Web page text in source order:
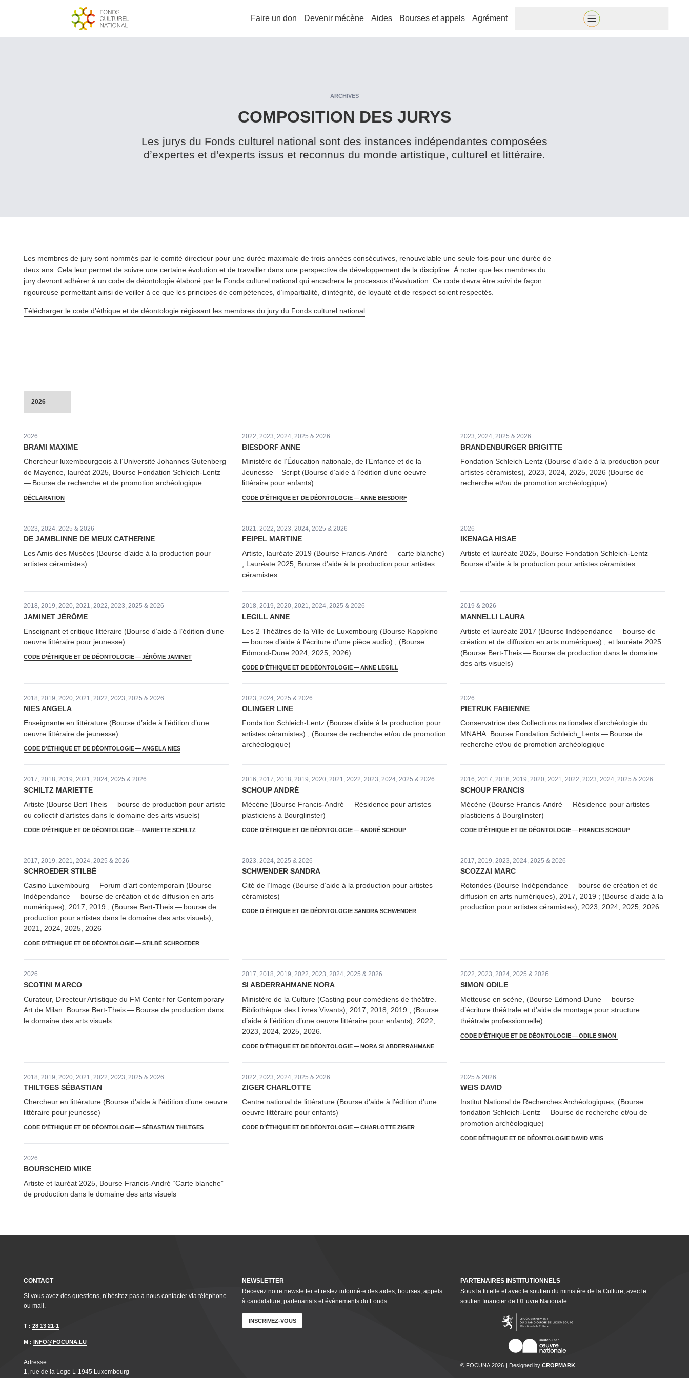
Faire un don Devenir mécène Aides Bourses et appels Agrément
ARCHIVES
COMPOSITION DES JURYS
Les jurys du Fonds culturel national sont des instances indépen­dantes composées
d’expertes et d’experts issus et reconnus du monde artistique, culturel et littéraire.
Les membres de jury sont nommés par le comité directeur pour une durée maximale de trois années con­séc­u­tives, renou­ve­lable une seule fois pour une durée de
deux ans. Cela leur permet de suivre une certaine évolution et de travailler dans une perspective de développe­ment de la discipline. À noter que les membres du
jury devront adhérer à un code de déontologie élaboré par le Fonds culturel national qui encadrera le processus d’évaluation. Ce code devra être suivi de façon
rigoureuse permettant ainsi de veiller à ce que les principes de compétences, d’impartialité, d’intégrité, de loyauté et de respect soient respectés.
Télécharger le code d’éthique et de déontologie régissant les membres du jury du Fonds culturel national
BRAMI MAXIME
2026
Chercheur lux­em­bour­geois à l’U­ni­ver­sité Johannes Gutenberg
de Mayence, lauréat 2025, Bourse Fondation Schleich-Lentz
— Bourse de recherche et de promotion archéologique
DÉCLARATION
BIESDORF ANNE
2022, 2023, 2024, 2025 & 2026
Ministère de l’Éducation nationale, de l’Enfance et de la
Jeunesse – Script (Bourse d’aide à l’édition d’une oeuvre
littéraire pour enfants)
CODE D’ÉTHIQUE ET DE DÉONTOLOGIE — ANNE BIESDORF
BRAN­DEN­BURG­ER BRIGITTE
2023, 2024, 2025 & 2026
Fondation Schleich-Lentz (Bourse d’aide à la production pour
artistes céramistes), 2023, 2024, 2025, 2026 (Bourse de
recherche et/​ou de promotion archéologique)
DE JAMBLINNE DE MEUX CATHERINE
2023, 2024, 2025 & 2026
Les Amis des Musées (Bourse d’aide à la production pour
artistes céramistes)
FEIPEL MARTINE
2021, 2022, 2023, 2024, 2025 & 2026
Artiste, lauréate 2019 (Bourse Francis-André — carte blanche)
; Lauréate 2025, Bourse d’aide à la production pour artistes
céramistes
IKENAGA HISAE
2026
Artiste et lauréate 2025, Bourse Fondation Schleich-Lentz —
Bourse d’aide à la production pour artistes céramistes
JAMINET JÉRÔME
2018, 2019, 2020, 2021, 2022, 2023, 2025 & 2026
Enseignant et critique littéraire (Bourse d’aide à l’édition d’une
oeuvre littéraire pour jeunesse)
CODE D’ÉTHIQUE ET DE DÉONTOLOGIE — JÉRÔME JAMINET
LEGILL ANNE
2018, 2019, 2020, 2021, 2024, 2025 & 2026
Les 2 Théâtres de la Ville de Luxembourg (Bourse Kappkino
— bourse d’aide à l’écriture d’une pièce audio) ; (Bourse
Edmond-Dune 2024, 2025, 2026).
CODE D’ÉTHIQUE ET DE DÉONTOLOGIE — ANNE LEGILL
MANNELLI LAURA
2019 & 2026
Artiste et lauréate 2017 (Bourse Indépen­dance — bourse de
création et de diffusion en arts numériques) ; et lauréate 2025
(Bourse Bert-Theis — Bourse de production dans le domaine
des arts visuels)
NIES ANGELA
2018, 2019, 2020, 2021, 2022, 2023, 2025 & 2026
Enseignante en littérature (Bourse d’aide à l’édition d’une
oeuvre littéraire de jeunesse)
CODE D’ÉTHIQUE ET DE DÉONTOLOGIE — ANGELA NIES
OLINGER LINE
2023, 2024, 2025 & 2026
Fondation Schleich-Lentz (Bourse d’aide à la production pour
artistes céramistes) ; (Bourse de recherche et/​ou de promotion
archéologique)
PIETRUK FABIENNE
2026
Con­ser­va­trice des Collections nationales d’archéologie du
MNAHA. Bourse Fondation Schleich_​Lents — Bourse de
recherche et/​ou de promotion archéologique
SCHILTZ MARIETTE
2017, 2018, 2019, 2021, 2024, 2025 & 2026
Artiste (Bourse Bert Theis — bourse de production pour artiste
ou collectif d’artistes dans le domaine des arts visuels)
CODE D’ÉTHIQUE ET DE DÉONTOLOGIE — MARIETTE SCHILTZ
SCHOUP ANDRÉ
2016, 2017, 2018, 2019, 2020, 2021, 2022, 2023, 2024, 2025 & 2026
Mécène (Bourse Francis-André — Résidence pour artistes
plasticiens à Bourglinster)
CODE D’ÉTHIQUE ET DE DÉONTOLOGIE — ANDRÉ SCHOUP
SCHOUP FRANCIS
2016, 2017, 2018, 2019, 2020, 2021, 2022, 2023, 2024, 2025 & 2026
Mécène (Bourse Francis-André — Résidence pour artistes
plasticiens à Bourglinster)
CODE D’ÉTHIQUE ET DE DÉONTOLOGIE — FRANCIS SCHOUP
SCHROEDER STILBÉ
2017, 2019, 2021, 2024, 2025 & 2026
Casino Luxembourg — Forum d’art con­tem­po­rain (Bourse
Indépen­dance — bourse de création et de diffusion en arts
numériques), 2017, 2019 ; (Bourse Bert-Theis — bourse de
production pour artistes dans le domaine des arts visuels),
2021, 2024, 2025, 2026
CODE D’ÉTHIQUE ET DE DÉONTOLOGIE — STILBÉ SCHROEDER
SCHWENDER SANDRA
2023, 2024, 2025 & 2026
Cité de l’Image (Bourse d’aide à la production pour artistes
céramistes)
CODE D ÉTHIQUE ET DE DÉONTOLOGIE SANDRA SCHWENDER
SCOZZAI MARC
2017, 2019, 2023, 2024, 2025 & 2026
Rotondes (Bourse Indépen­dance — bourse de création et de
diffusion en arts numériques), 2017, 2019 ; (Bourse d’aide à la
production pour artistes céramistes), 2023, 2024, 2025, 2026
SCOTINI MARCO
2026
Curateur, Directeur Artistique du FM Center for Con­tem­po­rary
Art de Milan. Bourse Bert-Theis — Bourse de production dans
le domaine des arts visuels
SI ABDER­RAH­MANE NORA
2017, 2018, 2019, 2022, 2023, 2024, 2025 & 2026
Ministère de la Culture (Casting pour comédiens de théâtre.
Bib­lio­thèque des Livres Vivants), 2017, 2018, 2019 ; (Bourse
d’aide à l’édition d’une oeuvre littéraire pour enfants), 2022,
2023, 2024, 2025, 2026.
CODE D’ÉTHIQUE ET DE DÉONTOLOGIE — NORA SI ABDERRAHMANE
SIMON ODILE
2022, 2023, 2024, 2025 & 2026
Metteuse en scène, (Bourse Edmond-Dune — bourse
d’écriture théâtrale et d’aide de montage pour structure
théâtrale professionnelle)
CODE D’ÉTHIQUE ET DE DÉONTOLOGIE — ODILE SIMON
THILTGES SÉBASTIAN
2018, 2019, 2020, 2021, 2022, 2023, 2025 & 2026
Chercheur en littérature (Bourse d’aide à l’édition d’une oeuvre
littéraire pour jeunesse)
CODE D’ÉTHIQUE ET DE DÉONTOLOGIE — SÉBASTIAN THILTGES
ZIGER CHARLOTTE
2022, 2023, 2024, 2025 & 2026
Centre national de littérature (Bourse d’aide à l’édition d’une
oeuvre littéraire pour enfants)
CODE D’ÉTHIQUE ET DE DÉONTOLOGIE — CHARLOTTE ZIGER
WEIS DAVID
2025 & 2026
Institut National de Recherches Archéologiques, (Bourse
fondation Schleich-Lentz — Bourse de recherche et/​ou de
promotion archéologique)
CODE DÉTHIQUE ET DE DÉONTOLOGIE DAVID WEIS
BOURSCHEID MIKE
2026
Artiste et lauréat 2025, Bourse Francis-André “Carte blanche”
de production dans le domaine des arts visuels
CONTACT
Si vous avez des questions, n’hésitez pas à nous contacter via téléphone
ou mail.
T : 28 13 21-1
M : INFO@FOCUNA.LU
Adresse :
1, rue de la Loge L‑1945 Luxembourg
NEWSLETTER
Recevez notre newsletter et restez informé·e des aides, bourses, appels
à candidature, parte­nar­i­ats et événements du Fonds.
INSCRIVEZ-VOUS
PARTENAIRES INSTI­TU­TION­NELS
Sous la tutelle et avec le soutien du ministère de la Culture, avec le
soutien financier de l’Œuvre Nationale.
© FOCUNA 2026 Designed byCROPMARK